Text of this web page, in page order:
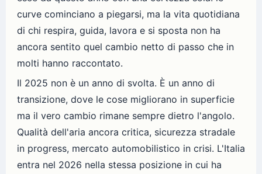
curve cominciano a piegarsi, ma la vita quotidiana
di chi respira, guida, lavora e si sposta non ha
ancora sentito quel cambio netto di passo che in
molti hanno raccontato.
Il 2025 non è un anno di svolta. È un anno di
transizione, dove le cose migliorano in superficie
ma il vero cambio rimane sempre dietro l'angolo.
Qualità dell'aria ancora critica, sicurezza stradale
in progress, mercato automobilistico in crisi. L'Italia
entra nel 2026 nella stessa posizione in cui ha